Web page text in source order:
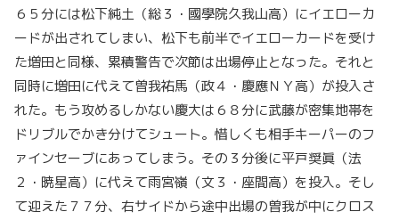
６５分には松下純土（総３・國學院久我山高）にイエローカ
ードが出されてしまい、松下も前半でイエローカードを受け
た増田と同様、累積警告で次節は出場停止となった。それと
同時に増田に代えて曽我祐馬（政４・慶應ＮＹ高）が投入さ
れた。もう攻めるしかない慶大は６８分に武藤が密集地帯を
ドリブルでかき分けてシュート。惜しくも相手キーパーのフ
ァインセーブにあってしまう。その３分後に平戸奨眞（法
２・暁星高）に代えて雨宮嶺（文３・座間高）を投入。そし
て迎えた７７分、右サイドから途中出場の曽我が中にクロス